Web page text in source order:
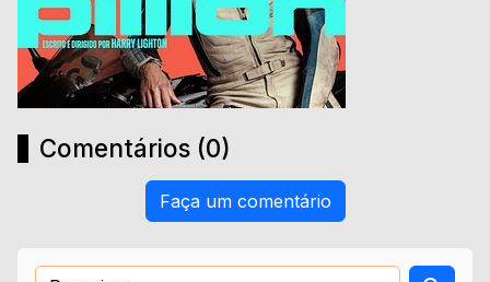
Comentários (0)
Faça um comentário